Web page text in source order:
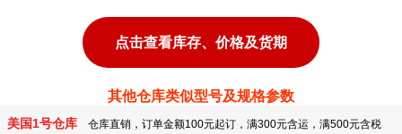
点击查看库存、价格及货期
其他仓库类似型号及规格参数
美国1号仓库 仓库直销，订单金额100元起订，满300元含运，满500元含税